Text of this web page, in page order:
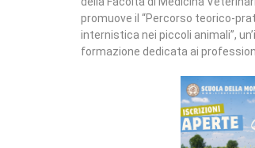
promuove il “Percorso teorico-
internistica nei piccoli animali”,
formazione dedicata ai